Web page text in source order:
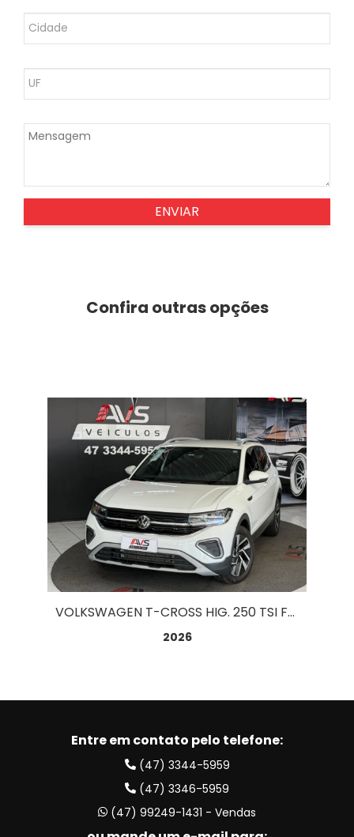
ENVIAR
Confira outras opções
VOLKSWAGEN T-CROSS HIG. 250 TSI FLEX AUT 1.4
2026
Entre em contato pelo telefone:
(47) 3344-5959
(47) 3346-5959
(47) 99249-1431 - Vendas